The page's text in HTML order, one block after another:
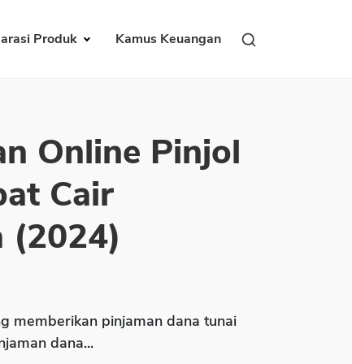
Produk Kamus Keuangan
Online Pinjol
Cair
(2024)
memberikan pinjaman dana tunai
dana...